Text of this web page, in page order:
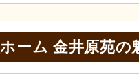
ーム 金井原苑の